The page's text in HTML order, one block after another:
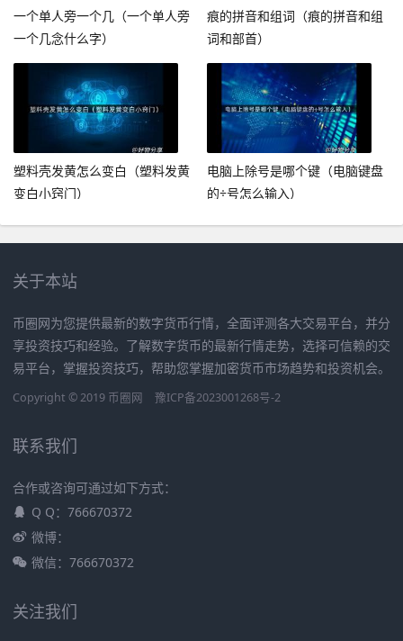
一个单人旁一个几（一个单人旁
一个几念什么字）
痕的拼音和组词（痕的拼音和组
词和部首）
塑料壳发黄怎么变白（塑料发黄
变白小窍门）
电脑上除号是哪个键（电脑键盘
的÷号怎么输入）
关于本站
币圈网为您提供最新的数字货币行情，全面评测各大交易平台，并分
享投资技巧和经验。了解数字货币的最新行情走势，选择可信赖的交
易平台，掌握投资技巧，帮助您掌握加密货币市场趋势和投资机会。
Copyright © 2019 币圈网 豫ICP备2023001268号-2
联系我们
合作或咨询可通过如下方式：
Q Q：766670372
微博：
微信：766670372
关注我们